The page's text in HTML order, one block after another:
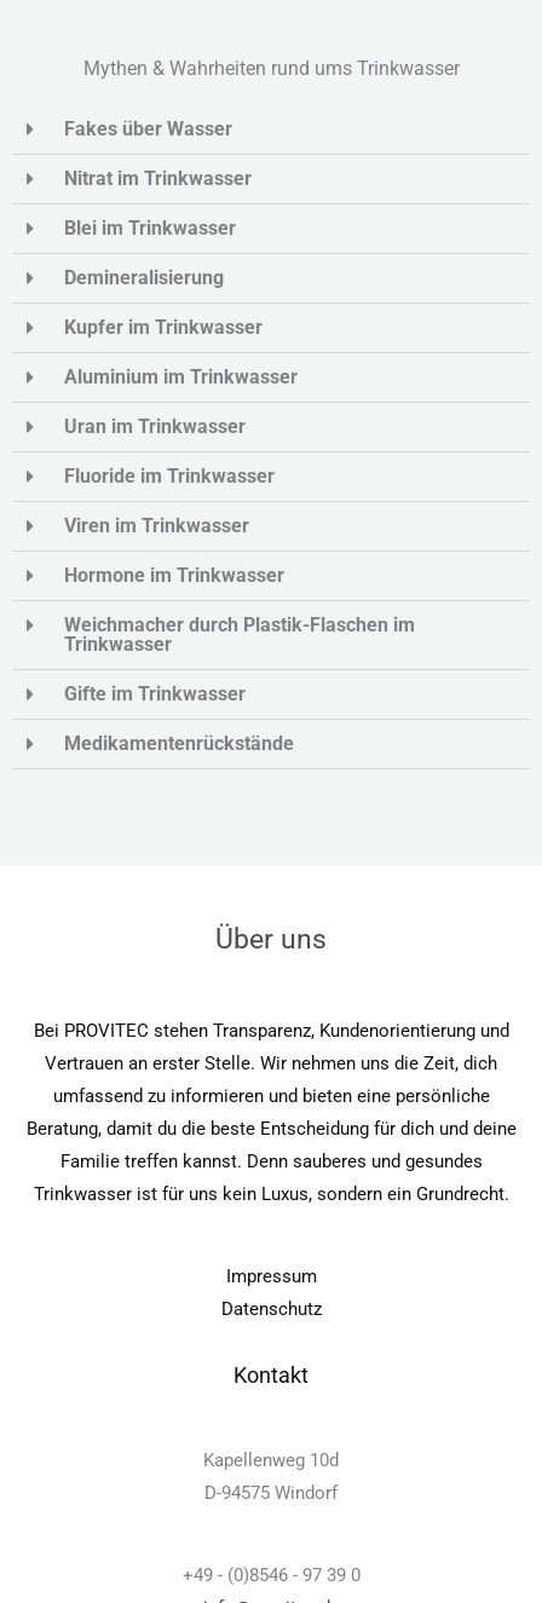
Mythen & Wahrheiten rund ums Trinkwasser
Fakes über Wasser
Nitrat im Trinkwasser
Blei im Trinkwasser
Demineralisierung
Kupfer im Trinkwasser
Aluminium im Trinkwasser
Uran im Trinkwasser
Fluoride im Trinkwasser
Viren im Trinkwasser
Hormone im Trinkwasser
Weichmacher durch Plastik-Flaschen im
Trinkwasser
Gifte im Trinkwasser
Medikamentenrückstände
Über uns
Bei PROVITEC stehen Transparenz, Kundenorientierung und
Vertrauen an erster Stelle. Wir nehmen uns die Zeit, dich
umfassend zu informieren und bieten eine persönliche
Beratung, damit du die beste Entscheidung für dich und deine
Familie treffen kannst. Denn sauberes und gesundes
Trinkwasser ist für uns kein Luxus, sondern ein Grundrecht.
Impressum
Datenschutz
Kontakt
Kapellenweg 10d
D-94575 Windorf
+49 - (0)8546 - 97 39 0